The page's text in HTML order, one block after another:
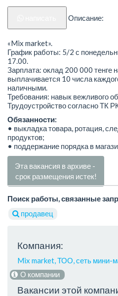
Описание:
«Mix market».
График работы: 5/2 с
17.00.
Зарплата: оклад 200 000 тенге
выплачивается 10 числа
наличными.
Требования: навык вежливого
Трудоустройство согласно ТК
Обязанности:
• выкладка товара, ротация,
продуктов;
• поддержание порядка в
Эта вакансия в архиве -
срок размещения истек!
Поиск работы, связанные
продавец
Компания:
Mix market, ТОО, сеть мини-
О компании
Вакансии этой